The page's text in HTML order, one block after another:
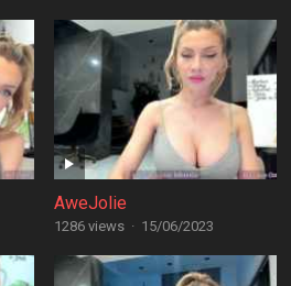
AweJolie
1286 views · 15/06/2023